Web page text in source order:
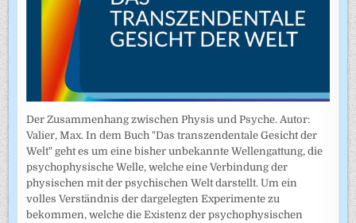
Der Zusammenhang zwischen Physis und Psyche. Autor:
Valier, Max. In dem Buch "Das transzendentale Gesicht der
Welt" geht es um eine bisher unbekannte Wellengattung, die
psychophysische Welle, welche eine Verbindung der
physischen mit der psychischen Welt darstellt. Um ein
volles Verständnis der dargelegten Experimente zu
bekommen, welche die Existenz der psychophysischen